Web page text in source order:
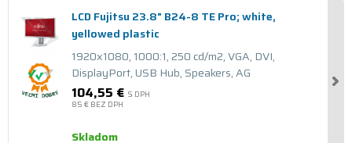
LCD Fujitsu 23.8" B24-8 TE Pro; white,
yellowed plastic
1920x1080, 1000:1, 250 cd/m2, VGA, DVI,
DisplayPort, USB Hub, Speakers, AG
104,55 € S DPH
85 € BEZ DPH
Skladom